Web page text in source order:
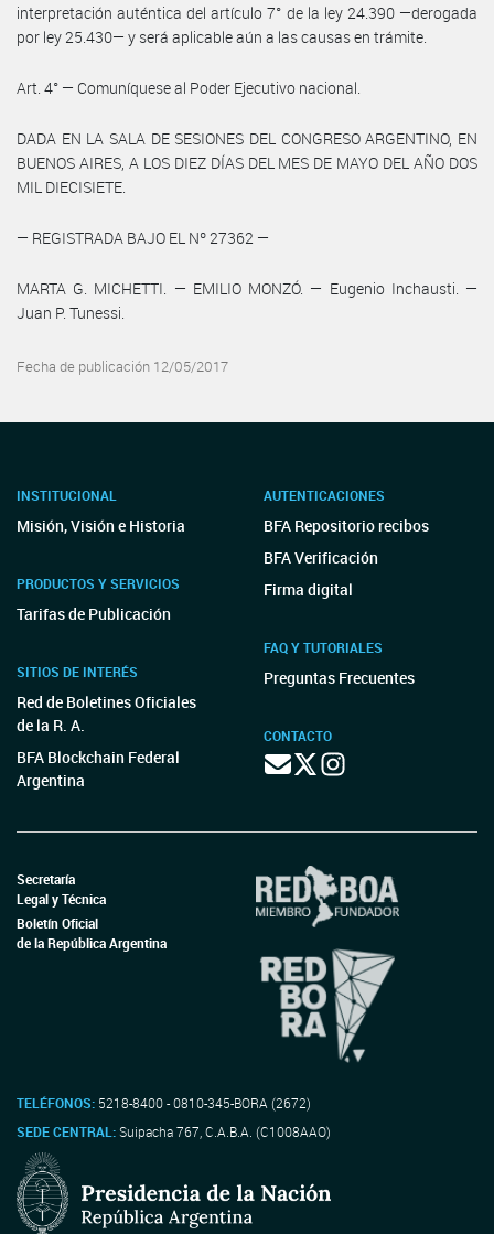
interpretación auténtica del artículo 7° de la ley 24.390 —derogada
por ley 25.430— y será aplicable aún a las causas en trámite.
Art. 4° — Comuníquese al Poder Ejecutivo nacional.
DADA EN LA SALA DE SESIONES DEL CONGRESO ARGENTINO, EN
BUENOS AIRES, A LOS DIEZ DÍAS DEL MES DE MAYO DEL AÑO DOS
MIL DIECISIETE.
— REGISTRADA BAJO EL Nº 27362 —
MARTA G. MICHETTI. — EMILIO MONZÓ. — Eugenio Inchausti. —
Juan P. Tunessi.
Fecha de publicación 12/05/2017
INSTITUCIONAL
Misión, Visión e Historia
PRODUCTOS Y SERVICIOS
Tarifas de Publicación
SITIOS DE INTERÉS
Red de Boletines Oficiales
de la R. A.
BFA Blockchain Federal
Argentina
AUTENTICACIONES
BFA Repositorio recibos
BFA Verificación
Firma digital
FAQ Y TUTORIALES
Preguntas Frecuentes
CONTACTO
Secretaría
Legal y Técnica
Boletín Oficial
de la República Argentina
TELÉFONOS: 5218-8400 - 0810-345-BORA (2672)
SEDE CENTRAL:Suipacha 767, C.A.B.A. (C1008AAO)